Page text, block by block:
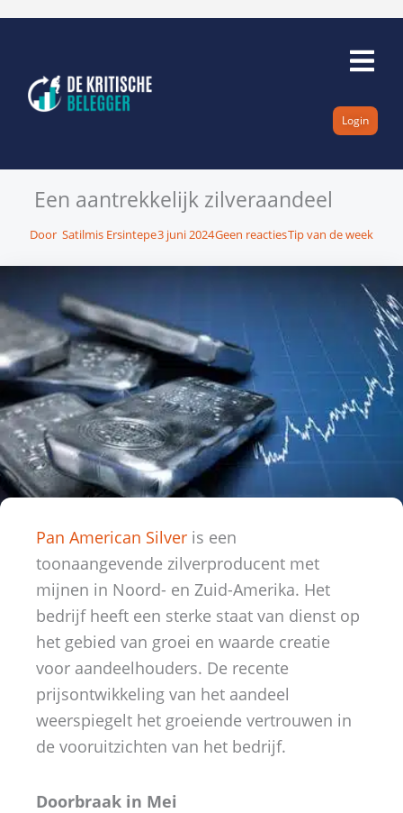
inhoud
Login
Een aantrekkelijk zilveraandeel
Door Satilmis Ersintepe3 juni 2024Geen reactiesTip van de week
Pan American Silver is een
toonaangevende zilverproducent met
mijnen in Noord- en Zuid-Amerika. Het
bedrijf heeft een sterke staat van dienst op
het gebied van groei en waarde creatie
voor aandeelhouders. De recente
prijsontwikkeling van het aandeel
weerspiegelt het groeiende vertrouwen in
de vooruitzichten van het bedrijf.
Doorbraak in Mei